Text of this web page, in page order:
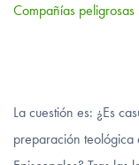
Compañías peligrosas
La cuestión es: ¿Es
preparación teológica